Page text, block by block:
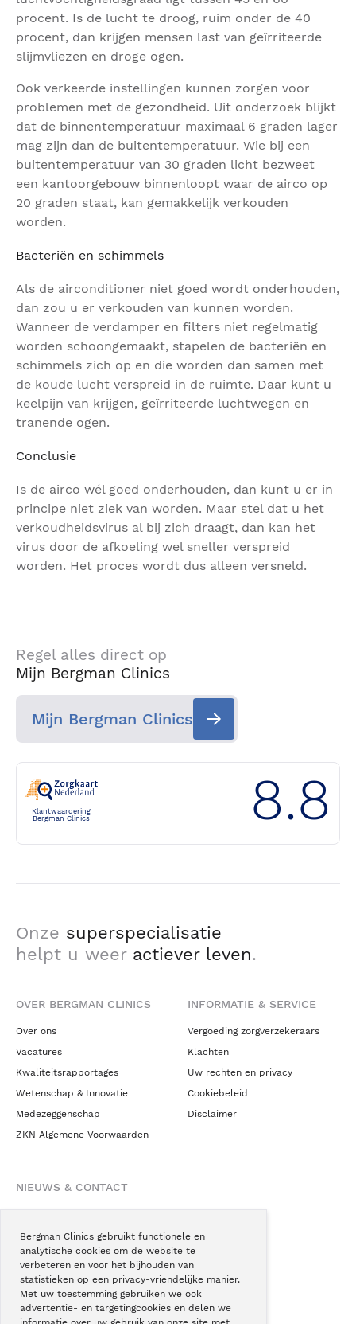
Bergman Clinics gebruikt functionele en
analytische cookies om de website te
verbeteren en voor het bijhouden van
statistieken op een privacy-vriendelijke manier.
Met uw toestemming gebruiken we ook
advertentie- en targetingcookies en delen we
procent. Is de lucht te droog, ruim onder de 40
procent, dan krijgen mensen last van geïrriteerde
slijmvliezen en droge ogen.
Ook verkeerde instellingen kunnen zorgen voor
problemen met de gezondheid. Uit onderzoek blijkt
dat de binnentemperatuur maximaal 6 graden lager
mag zijn dan de buitentemperatuur. Wie bij een
buitentemperatuur van 30 graden licht bezweet
een kantoorgebouw binnenloopt waar de airco op
20 graden staat, kan gemakkelijk verkouden
worden.
Bacteriën en schimmels
Als de airconditioner niet goed wordt onderhouden,
dan zou u er verkouden van kunnen worden.
Wanneer de verdamper en filters niet regelmatig
worden schoongemaakt, stapelen de bacteriën en
schimmels zich op en die worden dan samen met
de koude lucht verspreid in de ruimte. Daar kunt u
keelpijn van krijgen, geïrriteerde luchtwegen en
tranende ogen.
Conclusie
Is de airco wél goed onderhouden, dan kunt u er in
principe niet ziek van worden. Maar stel dat u het
verkoudheidsvirus al bij zich draagt, dan kan het
virus door de afkoeling wel sneller verspreid
worden. Het proces wordt dus alleen versneld.
Regel alles direct op
Mijn Bergman Clinics
Mijn Bergman Clinics
Klantwaardering
Bergman Clinics
8.8
Onze superspecialisatie
helpt u weer actiever leven.
OVER BERGMAN CLINICS
Over ons
Vacatures
Kwaliteitsrapportages
Wetenschap & Innovatie
Medezeggenschap
ZKN Algemene Voorwaarden
INFORMATIE & SERVICE
Vergoeding zorgverzekeraars
Klachten
Uw rechten en privacy
Cookiebeleid
Disclaimer
NIEUWS & CONTACT
Blogs
Podcast
Pressroom
Instagram
Facebook